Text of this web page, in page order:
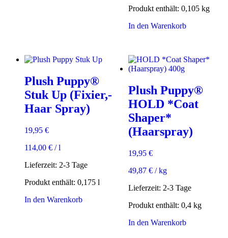
Produkt enthält: 0,105 kg
In den Warenkorb
Plush Puppy®
Stuk Up (Fixier,-
Haar Spray)
19,95 €
114,00 € /l
Lieferzeit: 2-3 Tage
Produkt enthält: 0,175 l
In den Warenkorb
Plush Puppy®
HOLD *Coat
Shaper*
(Haarspray)
19,95 €
49,87 €/kg
Lieferzeit: 2-3 Tage
Produkt enthält: 0,4 kg
In den Warenkorb